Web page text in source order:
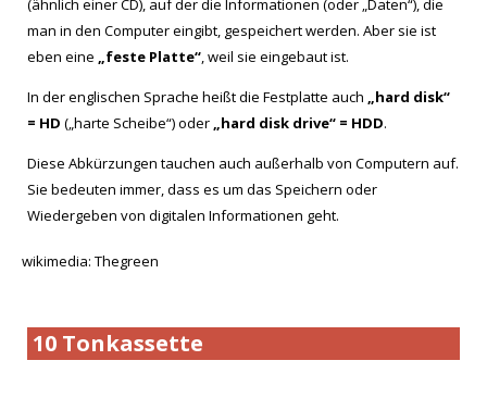
(ähnlich einer CD), auf der die Informationen (oder „Daten“), die
man in den Computer eingibt, gespeichert werden. Aber sie ist
eben eine „feste Platte“, weil sie eingebaut ist.
In der englischen Sprache heißt die Festplatte auch „hard disk“
= HD („harte Scheibe“) oder „hard disk drive“ = HDD.
Diese Abkürzungen tauchen auch außerhalb von Computern auf.
Sie bedeuten immer, dass es um das Speichern oder
Wiedergeben von digitalen Informationen geht.
wikimedia: Thegreen
10 Tonkassette